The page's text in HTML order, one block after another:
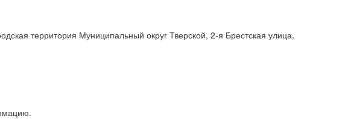
территория Муниципальный округ Тверской, 2-я Брестская улица,